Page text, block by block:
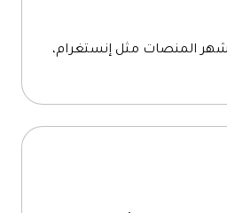
المنصات مثل إنستغرام،